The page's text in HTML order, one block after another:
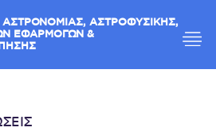
ΑΣΤΡΟΝΟΜΙΑΣ, ΑΣΤΡΟΦΥΣΙΚΗΣ,
ΕΦΑΡΜΟΓΩΝ &